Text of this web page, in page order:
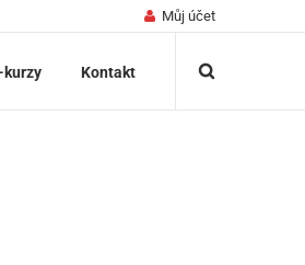
Můj účet
kurzy Kontakt